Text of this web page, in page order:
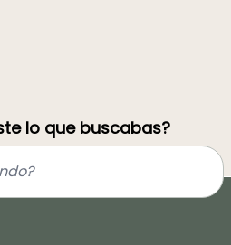
lo que buscabas?